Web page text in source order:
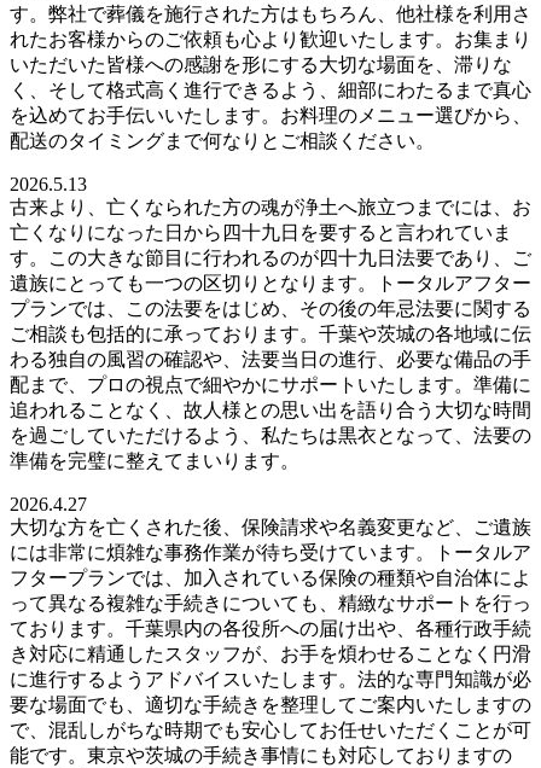
す。弊社で葬儀を施行された方はもちろん、他社様を利用さ
れたお客様からのご依頼も心より歓迎いたします。お集まり
いただいた皆様への感謝を形にする大切な場面を、滞りな
く、そして格式高く進行できるよう、細部にわたるまで真心
を込めてお手伝いいたします。お料理のメニュー選びから、
配送のタイミングまで何なりとご相談ください。
2026.5.13
古来より、亡くなられた方の魂が浄土へ旅立つまでには、お
亡くなりになった日から四十九日を要すると言われていま
す。この大きな節目に行われるのが四十九日法要であり、ご
遺族にとっても一つの区切りとなります。トータルアフター
プランでは、この法要をはじめ、その後の年忌法要に関する
ご相談も包括的に承っております。千葉や茨城の各地域に伝
わる独自の風習の確認や、法要当日の進行、必要な備品の手
配まで、プロの視点で細やかにサポートいたします。準備に
追われることなく、故人様との思い出を語り合う大切な時間
を過ごしていただけるよう、私たちは黒衣となって、法要の
準備を完璧に整えてまいります。
2026.4.27
大切な方を亡くされた後、保険請求や名義変更など、ご遺族
には非常に煩雑な事務作業が待ち受けています。トータルア
フタープランでは、加入されている保険の種類や自治体によ
って異なる複雑な手続きについても、精緻なサポートを行っ
ております。千葉県内の各役所への届け出や、各種行政手続
き対応に精通したスタッフが、お手を煩わせることなく円滑
に進行するようアドバイスいたします。法的な専門知識が必
要な場面でも、適切な手続きを整理してご案内いたしますの
で、混乱しがちな時期でも安心してお任せいただくことが可
能です。東京や茨城の手続き事情にも対応しておりますの